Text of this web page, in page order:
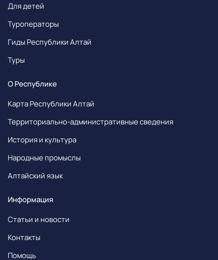
Для детей
Туроператоры
Гиды Республики Алтай
Туры
О Республике
Карта Республики Алтай
Территориально-административные сведения
История и культура
Народные промыслы
Алтайский язык
Информация
Статьи и новости
Контакты
Помощь